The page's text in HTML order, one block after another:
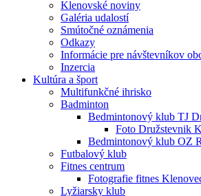
Klenovské noviny
Galéria udalostí
Smútočné oznámenia
Odkazy
Informácie pre návštevníkov
Inzercia
Kultúra a šport
Multifunkčné ihrisko
Badminton
Bedmintonový klub TJ
Foto Družstevnik
Bedmintonový klub OZ
Futbalový klub
Fitnes centrum
Fotografie fitnes
Lyžiarsky klub